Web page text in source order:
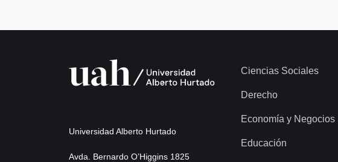
Universidad Alberto Hurtado
Avda. Bernardo O’Higgins 1825
Ciencias Sociales
Derecho
Economía y Negocios
Educación